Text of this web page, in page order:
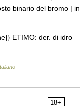
binario del bromo | in
ETIMO: der. di idro
18+